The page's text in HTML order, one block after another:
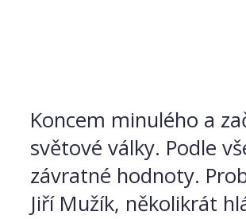
Koncem minulého a
světové války. Podle
závratné hodnoty.
Jiří Mužík, několikrát